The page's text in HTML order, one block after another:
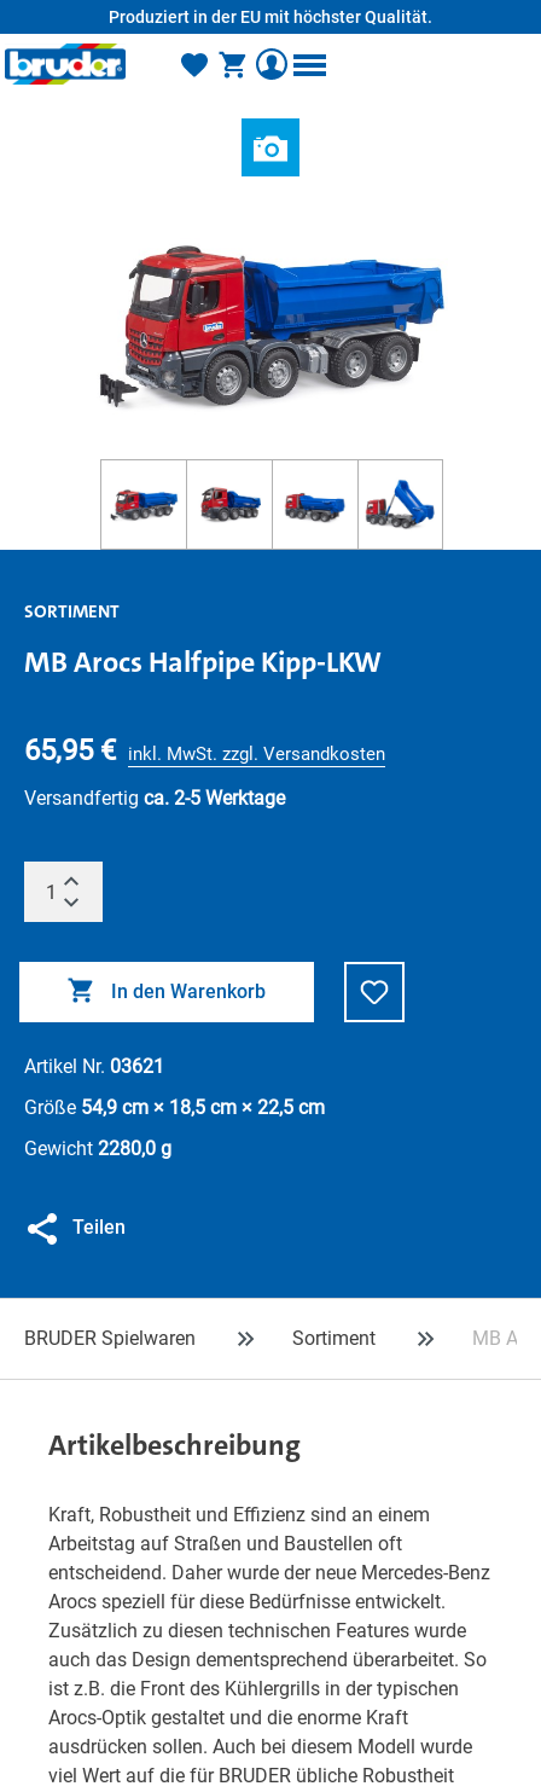
Produziert in der EU mit höchster Qualität.
SORTIMENT
MB Arocs Halfpipe Kipp-LKW
65,95 € inkl. MwSt. zzgl. Versandkosten
Versandfertig ca. 2-5 Werktage
In den Warenkorb
Artikel Nr. 03621
Größe 54,9 cm × 18,5 cm × 22,5 cm
Gewicht 2280,0 g
Teilen
BRUDER Spielwaren Sortiment MB
Artikelbeschreibung
Kraft, Robustheit und Effizienz sind an einem
Arbeitstag auf Straßen und Baustellen oft
entscheidend. Daher wurde der neue Mercedes-Benz
Arocs speziell für diese Bedürfnisse entwickelt.
Zusätzlich zu diesen technischen Features wurde
auch das Design dementsprechend überarbeitet. So
ist z.B. die Front des Kühlergrills in der typischen
Arocs-Optik gestaltet und die enorme Kraft
ausdrücken sollen. Auch bei diesem Modell wurde
viel Wert auf die für BRUDER übliche Robustheit